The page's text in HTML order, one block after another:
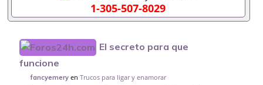
1-305-507-8029
El secreto para que
funcione
fancyemery enTrucos para ligar y enamorar